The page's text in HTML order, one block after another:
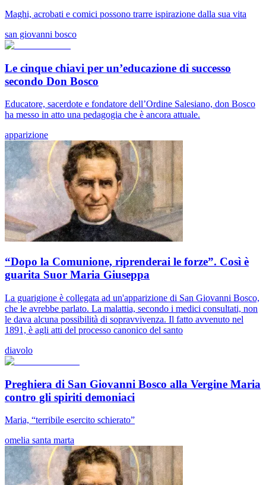
Maghi, acrobati e comici possono trarre ispirazione dalla sua vita
san giovanni bosco
Le cinque chiavi per un’educazione di successo
secondo Don Bosco
Educatore, sacerdote e fondatore dell’Ordine Salesiano, don Bosco
ha messo in atto una pedagogia che è ancora attuale.
apparizione
“Dopo la Comunione, riprenderai le forze”. Così è
guarita Suor Maria Giuseppa
La guarigione è collegata ad un'apparizione di San Giovanni Bosco,
che le avrebbe parlato. La malattia, secondo i medici consultati, non
le dava alcuna possibilità di sopravvivenza. Il fatto avvenuto nel
1891, è agli atti del processo canonico del santo
diavolo
Preghiera di San Giovanni Bosco alla Vergine Maria
contro gli spiriti demoniaci
Maria, “terribile esercito schierato”
omelia santa marta